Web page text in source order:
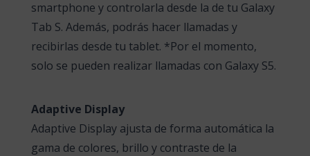
smartphone y controlarla desde la de tu Galaxy
Tab S. Además, podrás hacer llamadas y
recibirlas desde tu tablet. *Por el momento,
solo se pueden realizar llamadas con Galaxy S5.
Adaptive Display
Adaptive Display ajusta de forma automática la
gama de colores, brillo y contraste de la